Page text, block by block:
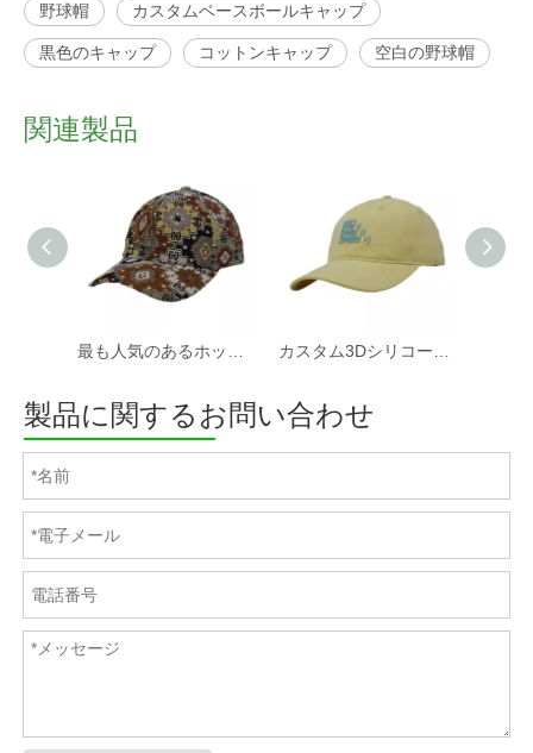
野球帽 カスタムベースボールキャップ
黒色のキャップ コットンキャップ 空白の野球帽
関連製品
製品に関するお問い合わせ